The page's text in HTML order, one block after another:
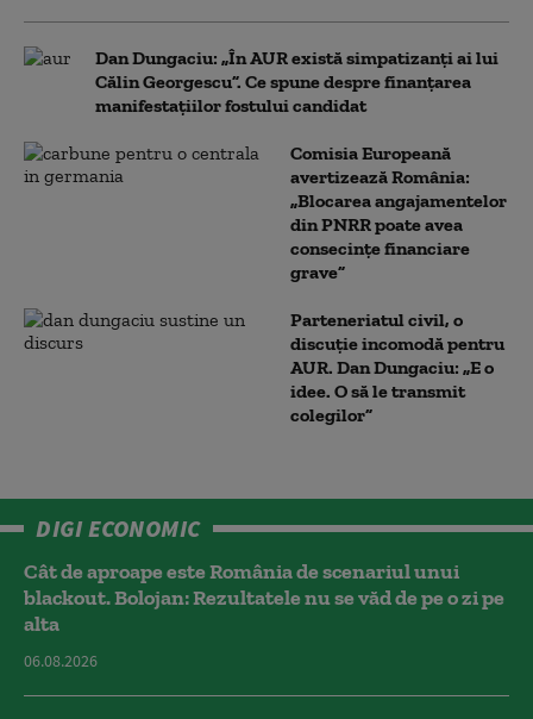
Dan Dungaciu: „În AUR există simpatizanți ai lui
Călin Georgescu”. Ce spune despre finanțarea
manifestațiilor fostului candidat
Comisia Europeană
avertizează România:
„Blocarea angajamentelor
din PNRR poate avea
consecințe financiare
grave”
Parteneriatul civil, o
discuție incomodă pentru
AUR. Dan Dungaciu: „E o
idee. O să le transmit
colegilor”
DIGI ECONOMIC
Cât de aproape este România de scenariul unui
blackout. Bolojan: Rezultatele nu se văd de pe o zi pe
alta
06.08.2026